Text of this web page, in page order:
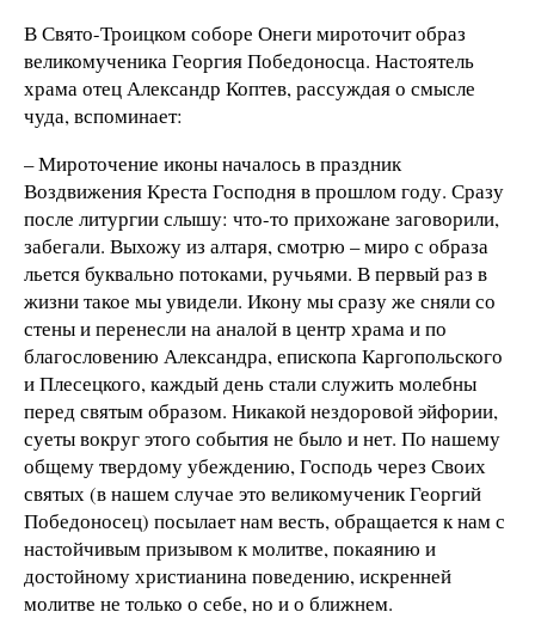
В Свято-Троицком соборе Онеги мироточит образ
великомученика Георгия Победоносца. Настоятель
храма отец Александр Коптев, рассуждая о смысле
чуда, вспоминает:
– Мироточение иконы началось в праздник
Воздвижения Креста Господня в прошлом году. Сразу
после литургии слышу: что-то прихожане заговорили,
забегали. Выхожу из алтаря, смотрю – миро с образа
льется буквально потоками, ручьями. В первый раз в
жизни такое мы увидели. Икону мы сразу же сняли со
стены и перенесли на аналой в центр храма и по
благословению Александра, епископа Каргопольского
и Плесецкого, каждый день стали служить молебны
перед святым образом. Никакой нездоровой эйфории,
суеты вокруг этого события не было и нет. По нашему
общему твердому убеждению, Господь через Своих
святых (в нашем случае это великомученик Георгий
Победоносец) посылает нам весть, обращается к нам с
настойчивым призывом к молитве, покаянию и
достойному христианина поведению, искренней
молитве не только о себе, но и о ближнем.